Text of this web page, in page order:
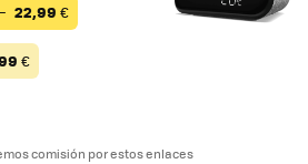
22,99 €
€
comisión por estos enlaces